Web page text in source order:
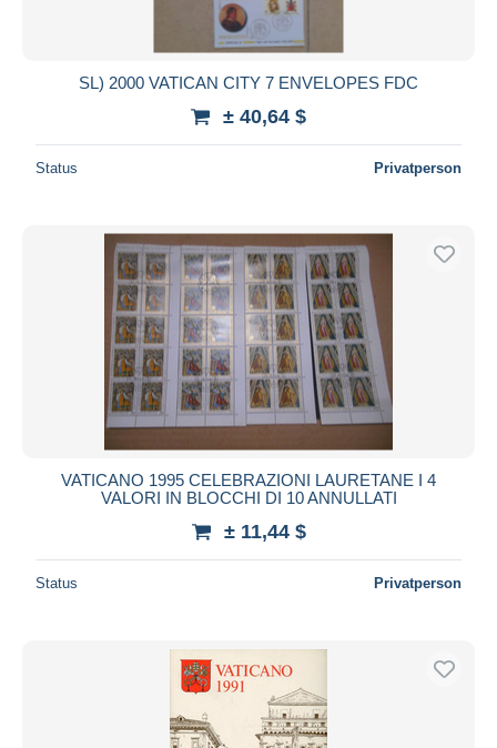
SL) 2000 VATICAN CITY 7 ENVELOPES FDC
± 40,64 $
Status Privatperson
VATICANO 1995 CELEBRAZIONI LAURETANE I 4
VALORI IN BLOCCHI DI 10 ANNULLATI
± 11,44 $
Status Privatperson